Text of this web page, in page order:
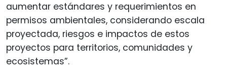
aumentar estándares y requerimientos en
permisos ambientales, considerando escala
proyectada, riesgos e impactos de estos
proyectos para territorios, comunidades y
ecosistemas”.